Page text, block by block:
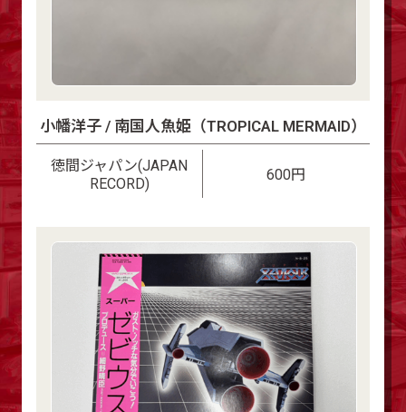
小幡洋子 / 南国人魚姫（TROPICAL MERMAID）
徳間ジャパン(JAPAN
RECORD)
600円